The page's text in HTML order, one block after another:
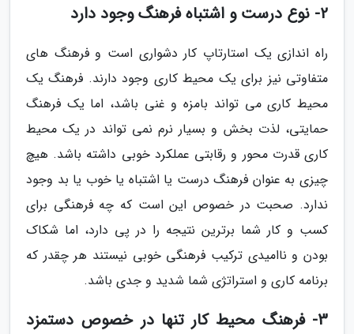
2- نوع درست و اشتباه فرهنگ وجود دارد
راه اندازی یک استارتاپ کار دشواری است و فرهنگ های
متفاوتی نیز برای یک محیط کاری وجود دارند. فرهنگ یک
محیط کاری می تواند بامزه و غنی باشد، اما یک فرهنگ
حمایتی، لذت بخش و بسیار نرم نمی تواند در یک محیط
کاری قدرت محور و رقابتی عملکرد خوبی داشته باشد. هیچ
چیزی به عنوان فرهنگ درست یا اشتباه یا خوب یا بد وجود
ندارد. صحبت در خصوص این است که چه فرهنگی برای
کسب و کار شما برترین نتیجه را در پی دارد، اما شکاک
بودن و ناامیدی ترکیب فرهنگی خوبی نیستند هر چقدر که
برنامه کاری و استراتژی شما شدید و جدی باشد.
3- فرهنگ محیط کار تنها در خصوص دستمزد